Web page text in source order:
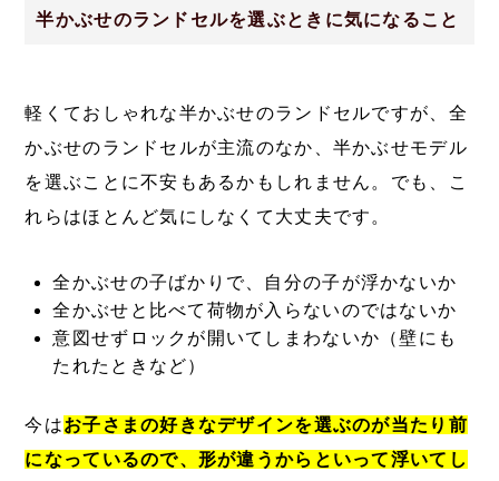
半かぶせのランドセルを選ぶときに気になること
軽くておしゃれな半かぶせのランドセルですが、全
かぶせのランドセルが主流のなか、半かぶせモデル
を選ぶことに不安もあるかもしれません。でも、こ
れらはほとんど気にしなくて大丈夫です。
全かぶせの子ばかりで、自分の子が浮かないか
全かぶせと比べて荷物が入らないのではないか
意図せずロックが開いてしまわないか（壁にも
たれたときなど）
今はお子さまの好きなデザインを選ぶのが当たり前
になっているので、形が違うからといって浮いてし